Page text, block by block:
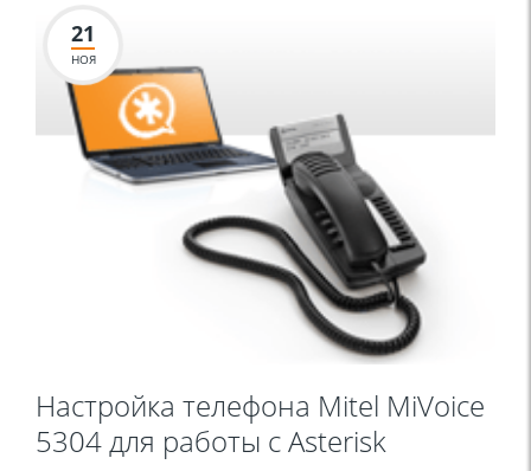
21
НОЯ
Настройка телефона Mitel MiVoice
5304 для работы с Asterisk